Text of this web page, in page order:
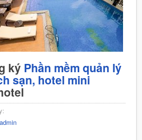
ký Phần mềm quản lý
sạn, hotel mini
admin